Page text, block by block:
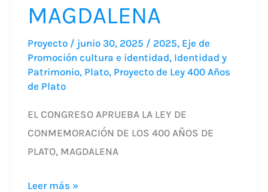
MAGDALENA
Proyecto/ junio 30, 2025 / 2025, Eje de
Promoción cultura e identidad, Identidad y
Patrimonio, Plato, Proyecto de Ley 400 Años
de Plato
EL CONGRESO APRUEBA LA LEY DE
CONMEMORACIÓN DE LOS 400 AÑOS DE
PLATO, MAGDALENA
Leer más »